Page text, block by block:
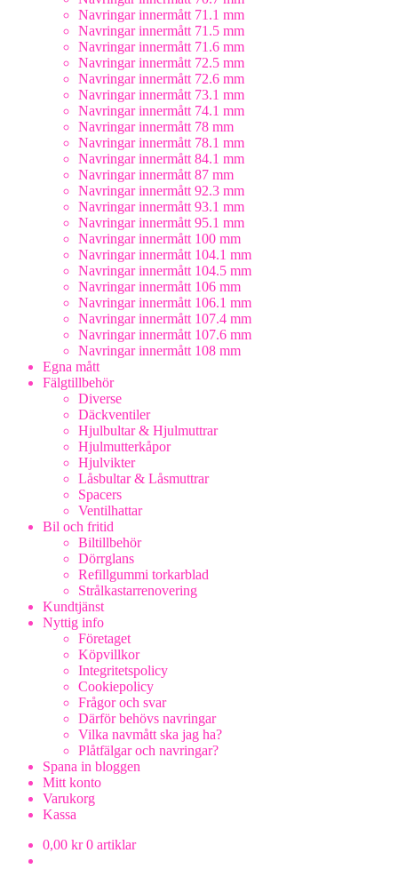
Navringar innermått 71.1 mm
Navringar innermått 71.5 mm
Navringar innermått 71.6 mm
Navringar innermått 72.5 mm
Navringar innermått 72.6 mm
Navringar innermått 73.1 mm
Navringar innermått 74.1 mm
Navringar innermått 78 mm
Navringar innermått 78.1 mm
Navringar innermått 84.1 mm
Navringar innermått 87 mm
Navringar innermått 92.3 mm
Navringar innermått 93.1 mm
Navringar innermått 95.1 mm
Navringar innermått 100 mm
Navringar innermått 104.1 mm
Navringar innermått 104.5 mm
Navringar innermått 106 mm
Navringar innermått 106.1 mm
Navringar innermått 107.4 mm
Navringar innermått 107.6 mm
Navringar innermått 108 mm
Egna mått
Fälgtillbehör
Diverse
Däckventiler
Hjulbultar & Hjulmuttrar
Hjulmutterkåpor
Hjulvikter
Låsbultar & Låsmuttrar
Spacers
Ventilhattar
Bil och fritid
Biltillbehör
Dörrglans
Refillgummi torkarblad
Strålkastarrenovering
Kundtjänst
Nyttig info
Företaget
Köpvillkor
Integritetspolicy
Cookiepolicy
Frågor och svar
Därför behövs navringar
Vilka navmått ska jag ha?
Plåtfälgar och navringar?
Spana in bloggen
Mitt konto
Varukorg
Kassa
0,00 kr 0 artiklar